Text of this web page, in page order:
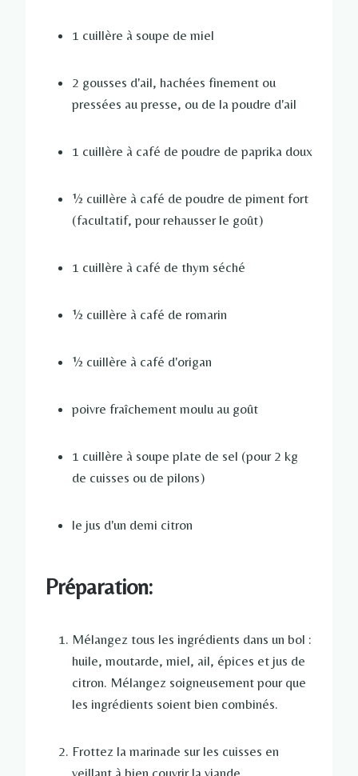
1 cuillère à soupe de miel
2 gousses d'ail, hachées finement ou
pressées au presse, ou de la poudre d'ail
1 cuillère à café de poudre de paprika doux
½ cuillère à café de poudre de piment fort
(facultatif, pour rehausser le goût)
1 cuillère à café de thym séché
½ cuillère à café de romarin
½ cuillère à café d'origan
poivre fraîchement moulu au goût
1 cuillère à soupe plate de sel (pour 2 kg
de cuisses ou de pilons)
le jus d'un demi citron
Préparation:
Mélangez tous les ingrédients dans un bol :
huile, moutarde, miel, ail, épices et jus de
citron. Mélangez soigneusement pour que
les ingrédients soient bien combinés.
Frottez la marinade sur les cuisses en